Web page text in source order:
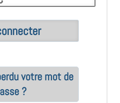
votre mot de
?